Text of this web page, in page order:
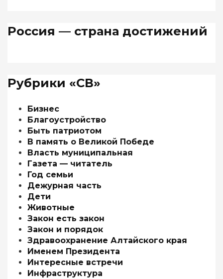
Россия — страна достижений
Рубрики «СВ»
Бизнес
Благоустройство
Быть патриотом
В память о Великой Победе
Власть муниципальная
Газета — читатель
Год семьи
Дежурная часть
Дети
Животные
Закон есть закон
Закон и порядок
Здравоохранение Алтайского края
Именем Президента
Интересные встречи
Инфраструктура